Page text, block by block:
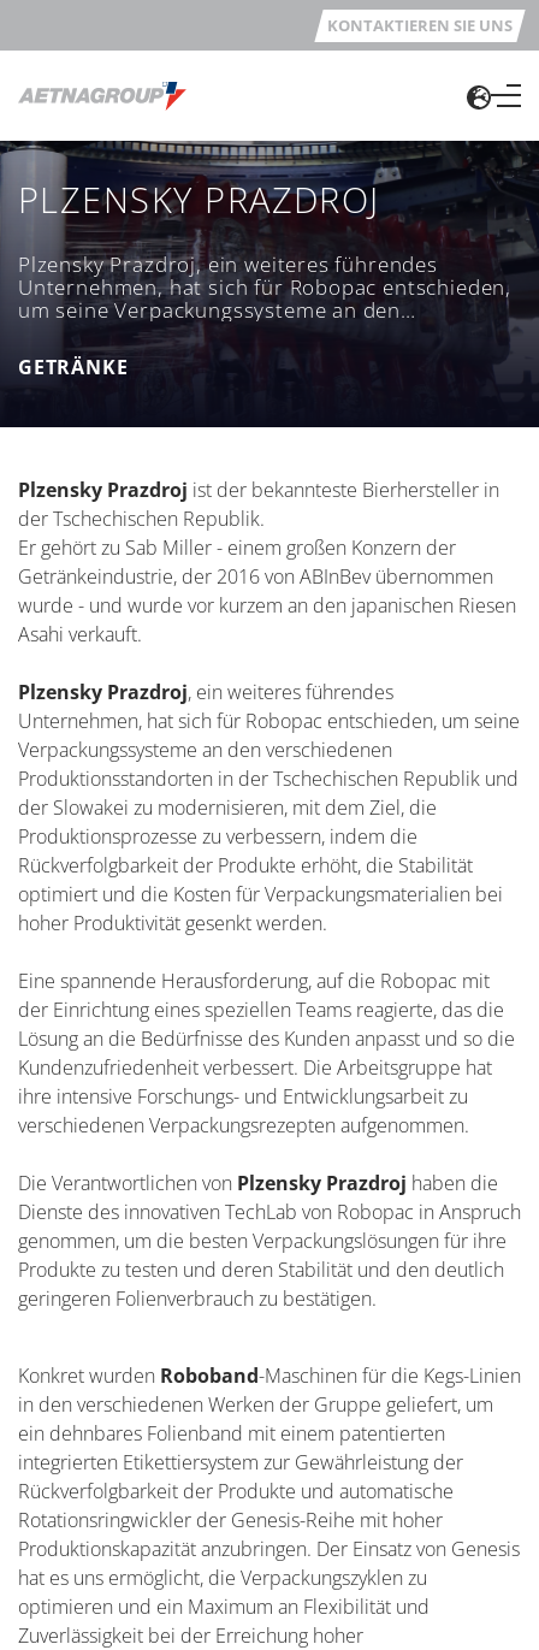
KONTAKTIEREN SIE UNS
PLZENSKY PRAZDROJ
Plzensky Prazdroj, ein weiteres führendes
Unternehmen, hat sich für Robopac entschieden,
um seine Verpackungssysteme an den
verschiedenen Produktionsstandorten in der
Tschechischen Republik und der Slowakei zu
modernisieren.
GETRÄNKE
Plzensky Prazdroj ist der bekannteste Bierhersteller in
der Tschechischen Republik.
Er gehört zu Sab Miller - einem großen Konzern der
Getränkeindustrie, der 2016 von ABInBev übernommen
wurde - und wurde vor kurzem an den japanischen Riesen
Asahi verkauft.
Plzensky Prazdroj, ein weiteres führendes
Unternehmen, hat sich für Robopac entschieden, um seine
Verpackungssysteme an den verschiedenen
Produktionsstandorten in der Tschechischen Republik und
der Slowakei zu modernisieren, mit dem Ziel, die
Produktionsprozesse zu verbessern, indem die
Rückverfolgbarkeit der Produkte erhöht, die Stabilität
optimiert und die Kosten für Verpackungsmaterialien bei
hoher Produktivität gesenkt werden.
Eine spannende Herausforderung, auf die Robopac mit
der Einrichtung eines speziellen Teams reagierte, das die
Lösung an die Bedürfnisse des Kunden anpasst und so die
Kundenzufriedenheit verbessert. Die Arbeitsgruppe hat
ihre intensive Forschungs- und Entwicklungsarbeit zu
verschiedenen Verpackungsrezepten aufgenommen.
Die Verantwortlichen von Plzensky Prazdroj haben die
Dienste des innovativen TechLab von Robopac in Anspruch
genommen, um die besten Verpackungslösungen für ihre
Produkte zu testen und deren Stabilität und den deutlich
geringeren Folienverbrauch zu bestätigen.
Konkret wurden Roboband-Maschinen für die Kegs-Linien
in den verschiedenen Werken der Gruppe geliefert, um
ein dehnbares Folienband mit einem patentierten
integrierten Etikettiersystem zur Gewährleistung der
Rückverfolgbarkeit der Produkte und automatische
Rotationsringwickler der Genesis-Reihe mit hoher
Produktionskapazität anzubringen. Der Einsatz von Genesis
hat es uns ermöglicht, die Verpackungszyklen zu
optimieren und ein Maximum an Flexibilität und
Zuverlässigkeit bei der Erreichung hoher